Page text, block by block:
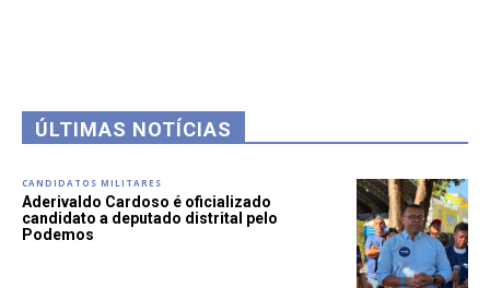
ÚLTIMAS NOTÍCIAS
CANDIDATOS MILITARES
Aderivaldo Cardoso é oficializado
candidato a deputado distrital pelo
Podemos